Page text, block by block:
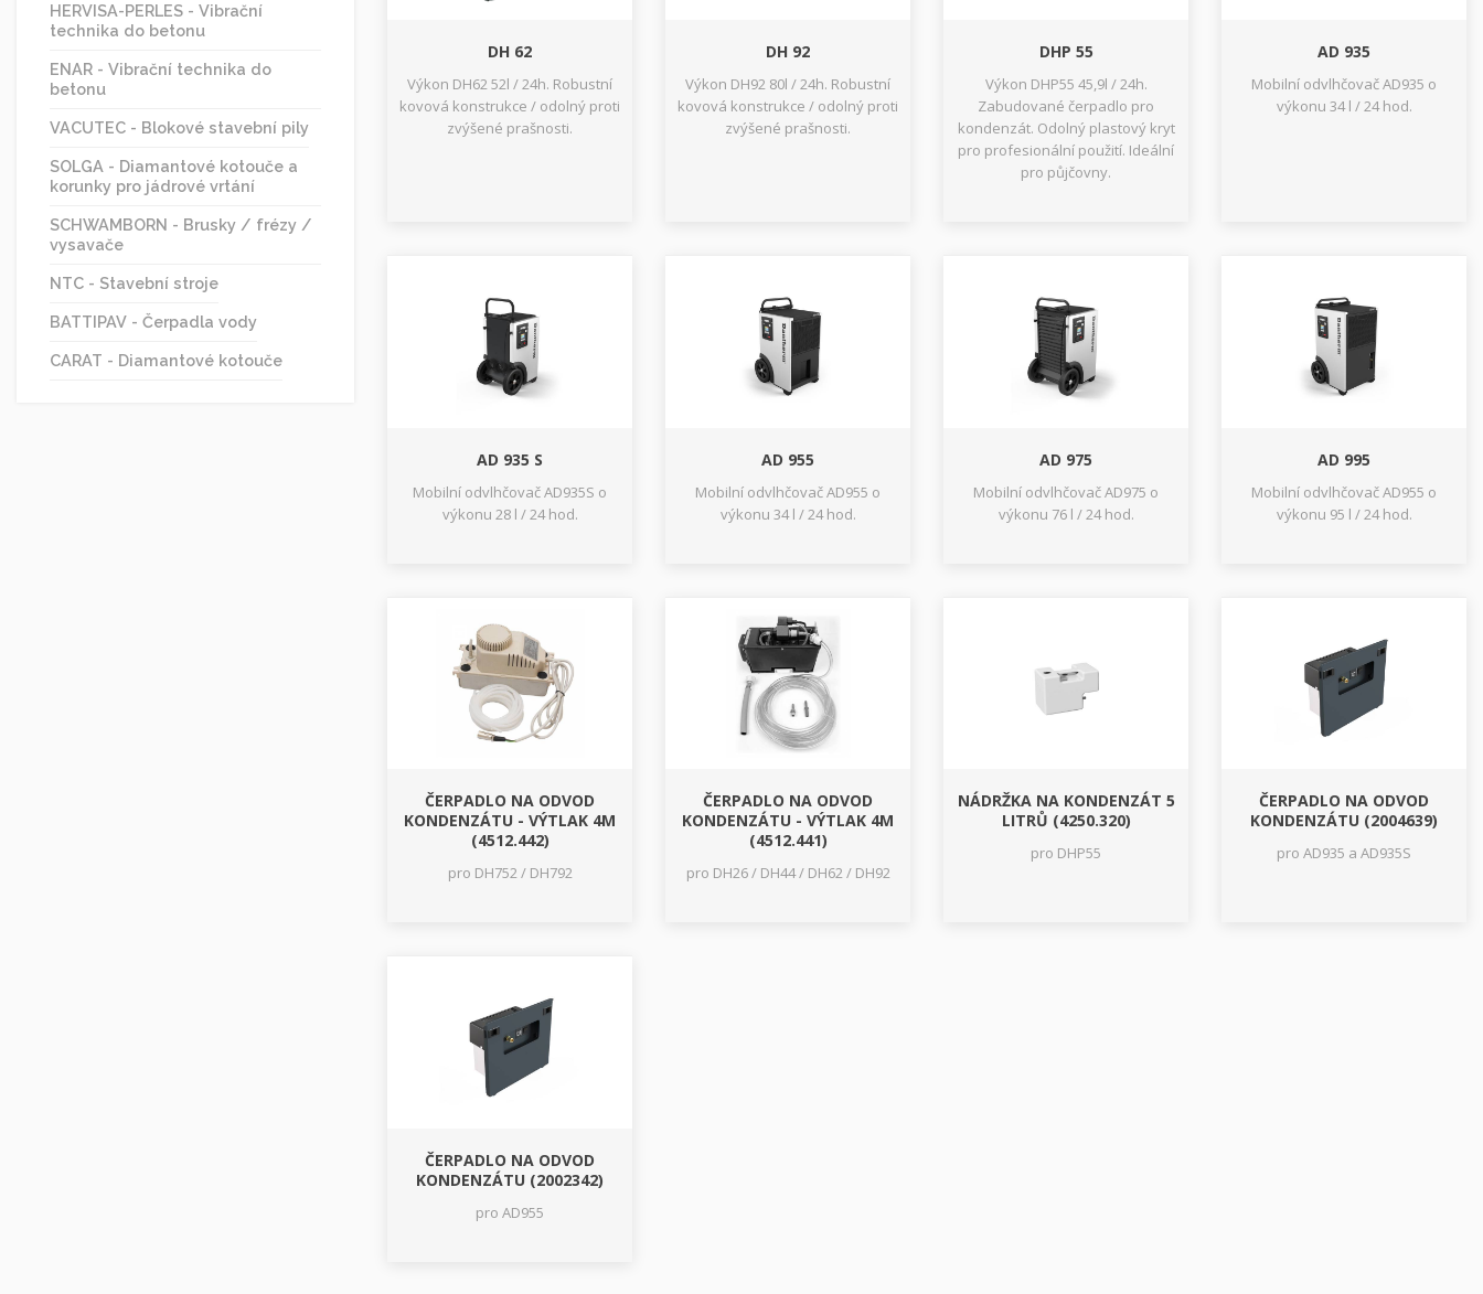
HERVISA-PERLES - Vibrační
technika do betonu
ENAR - Vibrační technika do
betonu
VACUTEC - Blokové stavební pily
SOLGA - Diamantové kotouče a
korunky pro jádrové vrtání
SCHWAMBORN - Brusky / frézy /
vysavače
NTC - Stavební stroje
BATTIPAV - Čerpadla vody
CARAT - Diamantové kotouče
DH 62
Výkon DH62 52l / 24h. Robustní
kovová konstrukce / odolný proti
zvýšené prašnosti.
DH 92
Výkon DH92 80l / 24h. Robustní
kovová konstrukce / odolný proti
zvýšené prašnosti.
DHP 55
Výkon DHP55 45,9l / 24h.
Zabudované čerpadlo pro
kondenzát. Odolný plastový kryt
pro profesionální použití. Ideální
pro půjčovny.
AD 935
Mobilní odvlhčovač AD935 o
výkonu 34 l / 24 hod.
AD 935 S
Mobilní odvlhčovač AD935S o
výkonu 28 l / 24 hod.
AD 955
Mobilní odvlhčovač AD955 o
výkonu 34 l / 24 hod.
AD 975
Mobilní odvlhčovač AD975 o
výkonu 76 l / 24 hod.
AD 995
Mobilní odvlhčovač AD955 o
výkonu 95 l / 24 hod.
ČERPADLO NA ODVOD
KONDENZÁTU - VÝTLAK 4M
(4512.442)
pro DH752 / DH792
ČERPADLO NA ODVOD
KONDENZÁTU - VÝTLAK 4M
(4512.441)
pro DH26 / DH44 / DH62 / DH92
NÁDRŽKA NA KONDENZÁT 5
LITRŮ (4250.320)
pro DHP55
ČERPADLO NA ODVOD
KONDENZÁTU (2004639)
pro AD935 a AD935S
ČERPADLO NA ODVOD
KONDENZÁTU (2002342)
pro AD955